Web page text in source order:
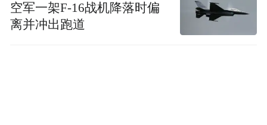
空军一架F-16战机降落时偏
离并冲出跑道